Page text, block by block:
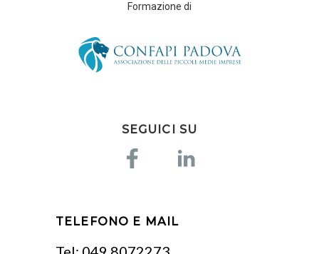
Formazione di
TELEFONO E MAIL
SEGUICI SU